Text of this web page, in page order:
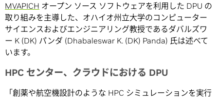
MVAPICH オープン ソース ソフトウェアを利用した DPU の
取り組みを主導した、オハイオ州立大学のコンピューター
サイエンスおよびエンジニアリング教授であるダバルズワ
ー K (DK) パンダ (Dhabaleswar K. (DK) Panda) 氏は述べて
います。
HPC センター、クラウドにおける DPU
「創薬や航空機設計のような HPC シミュレーションを実行